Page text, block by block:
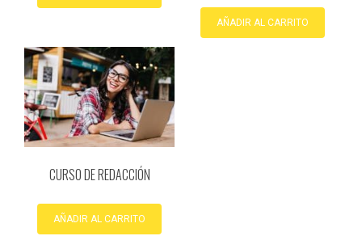
AÑADIR AL CARRITO
CURSO DE REDACCIÓN
AÑADIR AL CARRITO